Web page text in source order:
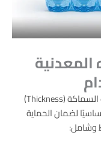
المعدنية
تتنوع أنواع تغليف شرنك المياه المعدنية حسب السماكة (Thickness)
لضمان الحماية
وشامل: